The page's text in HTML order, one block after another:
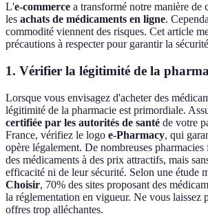
L'e-commerce a transformé notre manière de
les achats de médicaments en ligne.
commodité viennent des risques. Cet article
précautions à respecter pour garantir la
1. Vérifier la légitimité de la
Lorsque vous envisagez d'acheter des
légitimité de la pharmacie est primordiale.
certifiée par les autorités de santé de votre
France, vérifiez le logo e-Pharmacy, qui
opère légalement. De nombreuses
des médicaments à des prix attractifs, mais
efficacité ni de leur sécurité. Selon une étude
Choisir, 70% des sites proposant des
la réglementation en vigueur. Ne vous laissez
offres trop alléchantes.